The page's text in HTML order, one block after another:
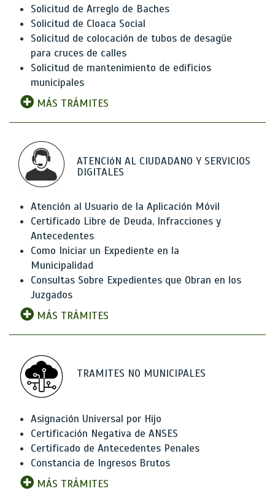
Solicitud de Arreglo de Baches
Solicitud de Cloaca Social
Solicitud de colocación de tubos de desagüe
para cruces de calles
Solicitud de mantenimiento de edificios
municipales
MÁS TRÁMITES
ATENCIóN AL CIUDADANO Y SERVICIOS
DIGITALES
Atención al Usuario de la Aplicación Móvil
Certificado Libre de Deuda, Infracciones y
Antecedentes
Como Iniciar un Expediente en la
Municipalidad
Consultas Sobre Expedientes que Obran en los
Juzgados
MÁS TRÁMITES
TRAMITES NO MUNICIPALES
Asignación Universal por Hijo
Certificación Negativa de ANSES
Certificado de Antecedentes Penales
Constancia de Ingresos Brutos
MÁS TRÁMITES